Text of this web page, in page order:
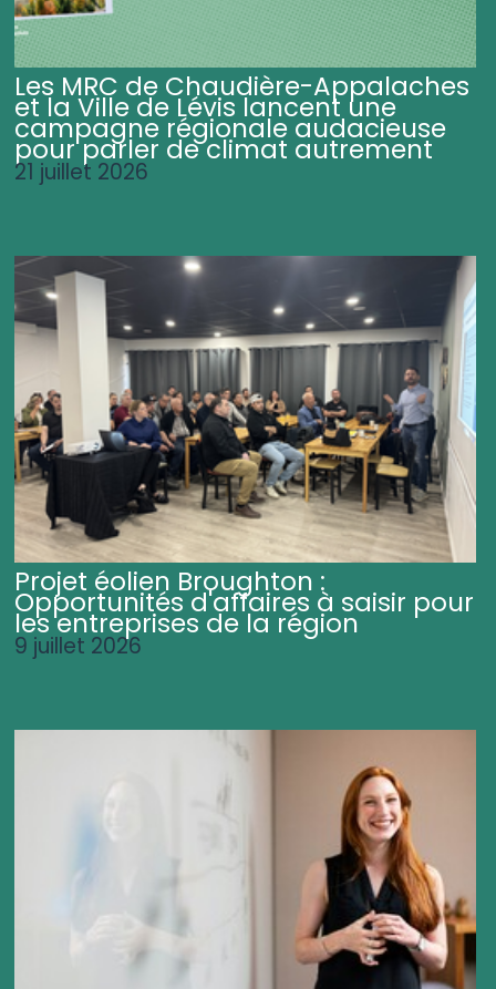
Les MRC de Chaudière-Appalaches
et la Ville de Lévis lancent une
campagne régionale audacieuse
pour parler de climat autrement
21 juillet 2026
Projet éolien Broughton :
Opportunités d'affaires à saisir pour
les entreprises de la région
9 juillet 2026